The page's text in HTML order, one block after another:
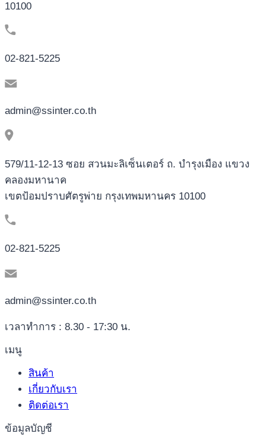
10100
02-821-5225
admin@ssinter.co.th
579/11-12-13 ซอย สวนมะลิเซ็นเตอร์ ถ. บำรุงเมือง แขวง
คลองมหานาค
เขตป้อมปราบศัตรูพ่าย กรุงเทพมหานคร 10100
02-821-5225
admin@ssinter.co.th
เวลาทำการ : 8.30 - 17:30 น.
เมนู
สินค้า
เกี่ยวกับเรา
ติดต่อเรา
ข้อมูลบัญชี